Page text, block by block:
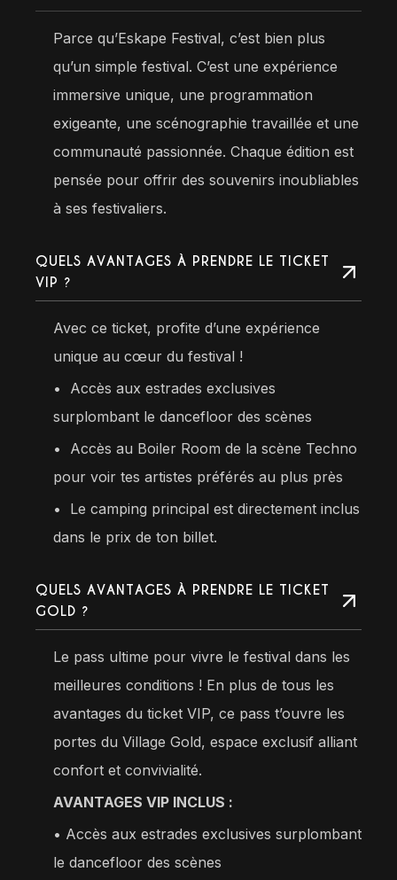
Parce qu’Eskape Festival, c’est bien plus
qu’un simple festival. C’est une expérience
immersive unique, une programmation
exigeante, une scénographie travaillée et une
communauté passionnée. Chaque édition est
pensée pour offrir des souvenirs inoubliables
à ses festivaliers.
QUELS AVANTAGES À PRENDRE LE TICKET
VIP ?
Avec ce ticket, profite d’une expérience
unique au cœur du festival !
• Accès aux estrades exclusives
surplombant le dancefloor des scènes
•⁠ ⁠Accès au Boiler Room de la scène Techno
pour voir tes artistes préférés au plus près
•⁠
Le camping principal est directement inclus
dans le prix de ton billet.
QUELS AVANTAGES À PRENDRE LE TICKET
GOLD ?
Le pass ultime pour vivre le festival dans les
meilleures conditions ! En plus de tous les
avantages du ticket VIP, ce pass t’ouvre les
portes du Village Gold, espace exclusif alliant
confort et convivialité.
AVANTAGES VIP INCLUS :
• Accès aux estrades exclusives surplombant
le dancefloor des scènes